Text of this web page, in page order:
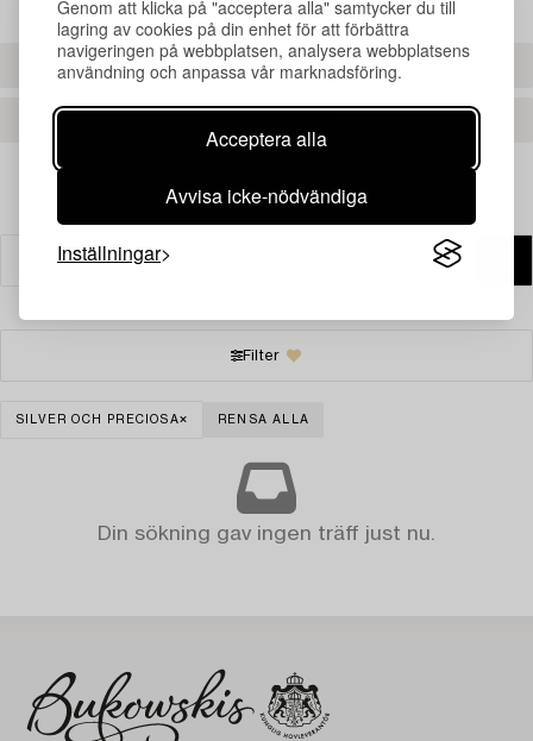
Genom att klicka på "acceptera alla" samtycker du till
lagring av cookies på din enhet för att förbättra
navigeringen på webbplatsen, analysera webbplatsens
användning och anpassa vår marknadsföring.
Acceptera alla
Avvisa icke-nödvändiga
Inställningar
REGISTRERA DIG
Filter
SILVER OCH PRECIOSA RENSA ALLA
Din sökning gav ingen träff just nu.